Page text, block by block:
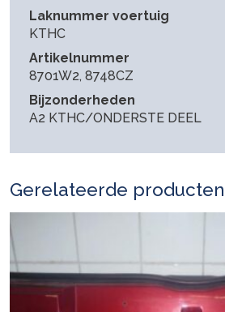
Laknummer voertuig
KTHC
Artikelnummer
8701W2, 8748CZ
Bijzonderheden
A2 KTHC/ONDERSTE DEEL
Gerelateerde producten